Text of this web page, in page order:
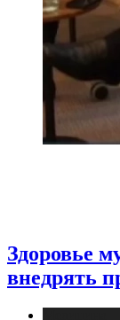
Здоровье
внедрять